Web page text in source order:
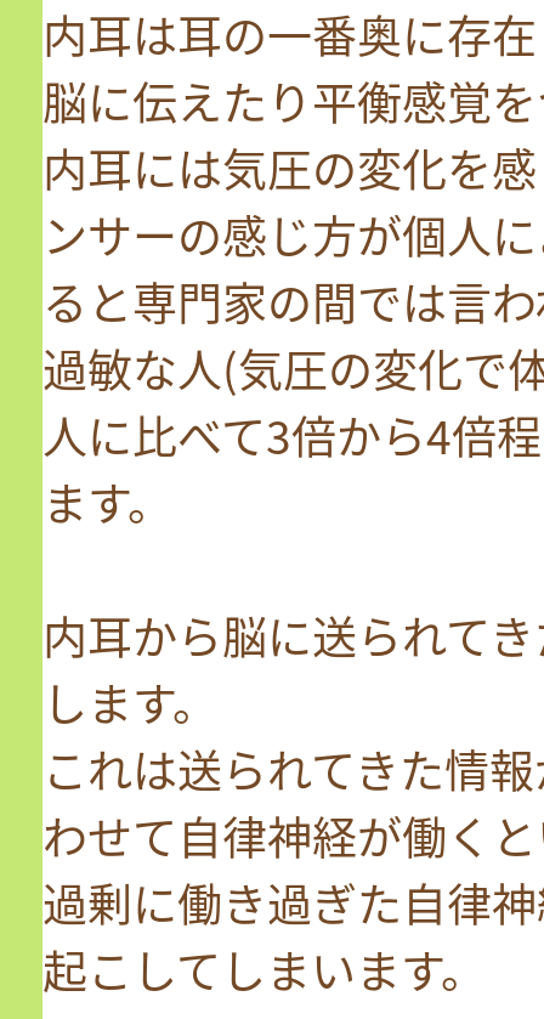
内耳は耳の一番奥に存
脳に伝えたり平衡感覚
内耳には気圧の変化を
ンサーの感じ方が個人
ると専門家の間では言
過敏な人(気圧の変化で
人に比べて3倍から4倍
ます。
内耳から脳に送られて
します。
これは送られてきた情
わせて自律神経が働く
過剰に働き過ぎた自律
起こしてしまいます。